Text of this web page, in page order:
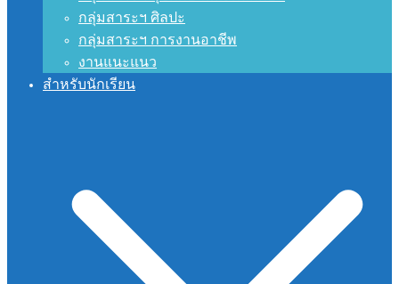
กลุ่มสาระฯ ศิลปะ
กลุ่มสาระฯ การงานอาชีพ
งานแนะแนว
สำหรับนักเรียน